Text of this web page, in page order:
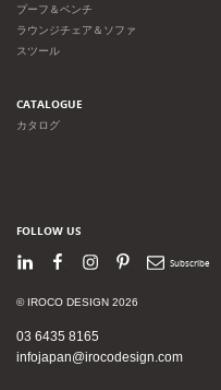
プーフ＆ベンチ
ラウンジチェア＆ソファ
スツール
CATALOGUE
カタログ
FOLLOW US
LinkedInFacebook
Instagram
PinterestNewsletter
© IROCO DESIGN 2026
03 6435 8165
infojapan@irocodesign.com